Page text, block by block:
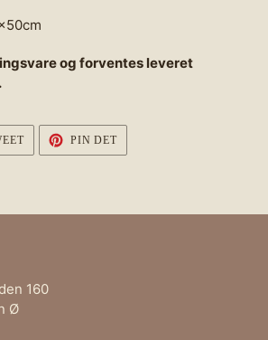
og forventes leveret
TWEET
TWITTER
PIN DETPIN
PINTEREST
160
Ø